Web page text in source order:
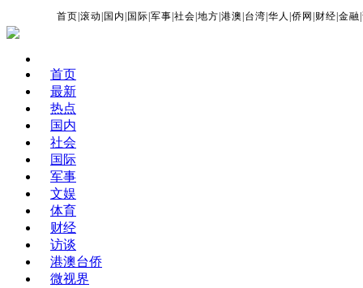
首页 |滚动 国内 国际 |军事 |社会 |地方 |港澳 台湾 |华人 |侨网 财经 |金融 |
首页
最新
热点
国内
社会
国际
军事
文娱
体育
财经
访谈
港澳台侨
微视界